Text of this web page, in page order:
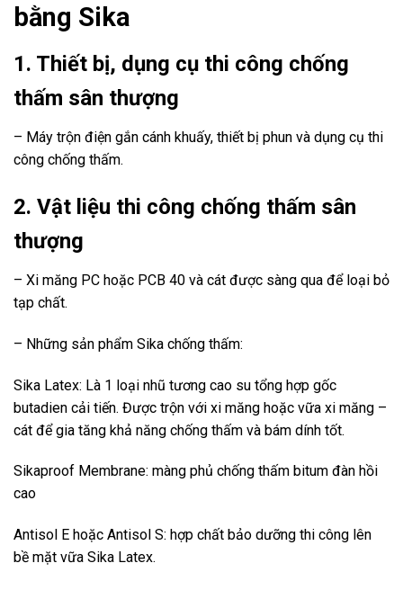
bằng Sika
1. Thiết bị, dụng cụ thi công chống
thấm sân thượng
– Máy trộn điện gắn cánh khuấy, thiết bị phun và dụng cụ thi
công chống thấm.
2. Vật liệu thi công chống thấm sân
thượng
– Xi măng PC hoặc PCB 40 và cát được sàng qua để loại bỏ
tạp chất.
– Những sản phẩm Sika chống thấm:
Sika Latex: Là 1 loại nhũ tương cao su tổng hợp gốc
butadien cải tiến. Được trộn với xi măng hoặc vữa xi măng –
cát để gia tăng khả năng chống thấm và bám dính tốt.
Sikaproof Membrane: màng phủ chống thấm bitum đàn hồi
cao
Antisol E hoặc Antisol S: hợp chất bảo dưỡng thi công lên
bề mặt vữa Sika Latex.